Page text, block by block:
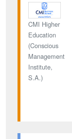
CMI Higher
Education
(Conscious
Management
Institute,
S.A.)